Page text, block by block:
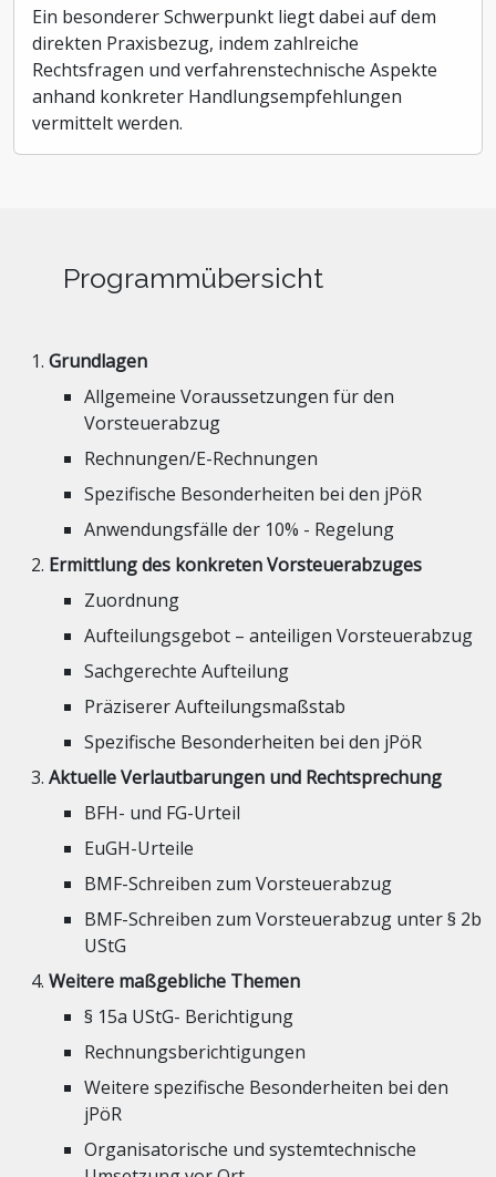
Ein besonderer Schwerpunkt liegt dabei auf dem
direkten Praxisbezug, indem zahlreiche
Rechtsfragen und verfahrenstechnische Aspekte
anhand konkreter Handlungsempfehlungen
vermittelt werden.
Programmübersicht
Grundlagen
Allgemeine Voraussetzungen für den
Vorsteuerabzug
Rechnungen/E-Rechnungen
Spezifische Besonderheiten bei den jPöR
Anwendungsfälle der 10% - Regelung
Ermittlung des konkreten Vorsteuerabzuges
Zuordnung
Aufteilungsgebot – anteiligen Vorsteuerabzug
Sachgerechte Aufteilung
Präziserer Aufteilungsmaßstab
Spezifische Besonderheiten bei den jPöR
Aktuelle Verlautbarungen und Rechtsprechung
BFH- und FG-Urteil
EuGH-Urteile
BMF-Schreiben zum Vorsteuerabzug
BMF-Schreiben zum Vorsteuerabzug unter § 2b
UStG
Weitere maßgebliche Themen
§ 15a UStG- Berichtigung
Rechnungsberichtigungen
Weitere spezifische Besonderheiten bei den
jPöR
Organisatorische und systemtechnische